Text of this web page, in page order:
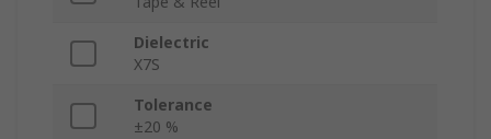
Dielectric
X7S
Tolerance
±20 %